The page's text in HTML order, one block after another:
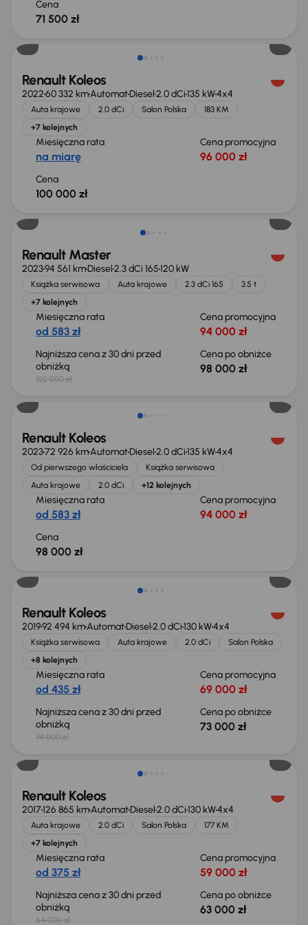
Cena
71 500 zł
Renault Koleos
202260 332 kmAutomatDiesel2.0 dCi135 kW4x4
Auta krajowe 2.0 dCi Salon Polska
183 KM
+7 kolejnych
Miesięczna rata
na miarę
Cena promocyjna
96 000 zł
Cena
100 000 zł
Renault Master
202394 561 kmDiesel2.3 dCi 165120 kW
Książka serwisowa Auta krajowe 2.3 dCi 165
3.5 t
+7 kolejnych
Miesięczna rata
od 583 zł
Cena promocyjna
94 000 zł
Najniższa cena z 30 dni przed
obniżką
102 000 zł
Cena po obniżce
98 000 zł
Możliwość odliczenia VAT
Renault Koleos
202372 926 kmAutomatDiesel2.0 dCi135 kW4x4
Od pierwszego właściciela
Książka serwisowa
Auta krajowe
2.0 dCi +12 kolejnych
Miesięczna rata
od 583 zł
Cena promocyjna
94 000 zł
Cena
98 000 zł
Taniej o 1 000 zł
Renault Koleos
201992 494 kmAutomatDiesel2.0 dCi130 kW4x4
Książka serwisowa Auta krajowe 2.0 dCi
Salon Polska
+8 kolejnych
Miesięczna rata
od 435 zł
Cena promocyjna
69 000 zł
Najniższa cena z 30 dni przed
obniżką
74 000 zł
Cena po obniżce
73 000 zł
Taniej o 1 000 zł
Renault Koleos
2017126 865 kmAutomatDiesel2.0 dCi130 kW4x4
Auta krajowe 2.0 dCi Salon Polska
177 KM
+7 kolejnych
Miesięczna rata
od 375 zł
Cena promocyjna
59 000 zł
Najniższa cena z 30 dni przed
obniżką
64 000 zł
Cena po obniżce
63 000 zł